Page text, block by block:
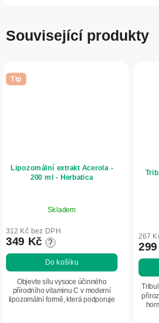
Související produkty
Tip
Lipozomální extrakt Acerola -
200 ml - Herbatica
Skladem
312 Kč bez DPH
349 Kč ?
Do košíku
Objevte sílu vysoce účinného
přírodního vitaminu C v moderní
lipozomální formě, která podporuje
267